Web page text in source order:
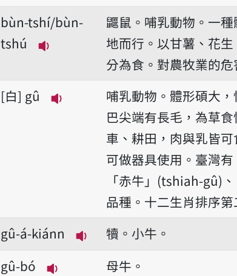
bùn-tshí/bùn-
tshú
播放音讀bùn-tshí/bùn-tshú
鼴鼠。哺乳動物。一
地而行。以甘薯、花
分為食。對農牧業的危
白 gû
播放音讀gû
哺乳動物。體形碩大
巴尖端有長毛，為草
車、耕田，肉與乳皆
可做器具使用。臺灣
「赤牛」(tshiah-gû)
品種。十二生肖排序第
gû-á-kiánn
播放音讀gû-á-kiánn
犢。小牛。
gû-bó
母牛。